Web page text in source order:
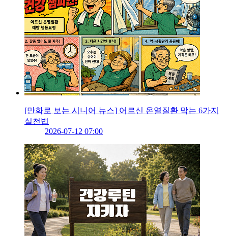
[만화로 보는 시니어 뉴스] 어르신 온열질환 막는 6가지
실천법
2026-07-12 07:00